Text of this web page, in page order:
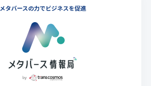
メタバースの力でビジネスを促進